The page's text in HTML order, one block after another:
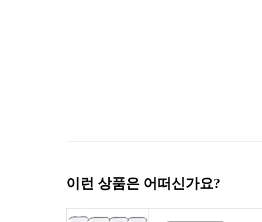
이런 상품은 어떠신가요?